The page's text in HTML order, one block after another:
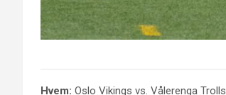
Hvem: Oslo Vikings vs. Vålerenga Trolls